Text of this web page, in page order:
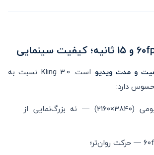
و مدت ویدیو
است. Kling 3.0 نسبت به
۴K بومی (۳۸۴۰×۲۱۶۰) — نه بزرگ‌نمایی از